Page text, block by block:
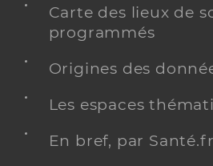
Carte des lieux de
programmés
Origines des
Les espaces
En bref, par Santé.fr